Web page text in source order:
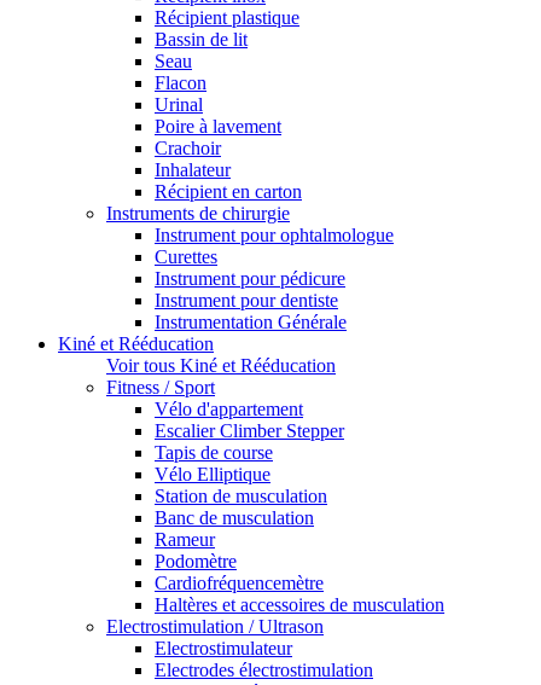
Récipient plastique
Bassin de lit
Seau
Flacon
Urinal
Poire à lavement
Crachoir
Inhalateur
Récipient en carton
Instruments de chirurgie
Instrument pour ophtalmologue
Curettes
Instrument pour pédicure
Instrument pour dentiste
Instrumentation Générale
Kiné et Rééducation
Voir tous Kiné et Rééducation
Fitness / Sport
Vélo d'appartement
Escalier Climber Stepper
Tapis de course
Vélo Elliptique
Station de musculation
Banc de musculation
Rameur
Podomètre
Cardiofréquencemètre
Haltères et accessoires de musculation
Electrostimulation / Ultrason
Electrostimulateur
Electrodes électrostimulation